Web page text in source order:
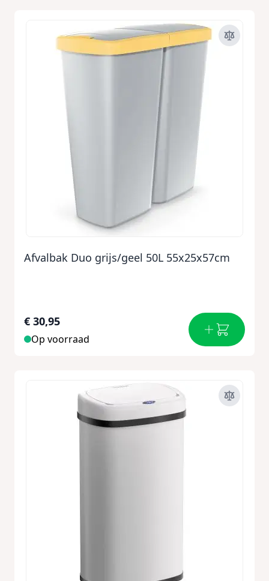
Afvalbak Duo grijs/geel 50L 55x25x57cm
€ 30,95
Op voorraad